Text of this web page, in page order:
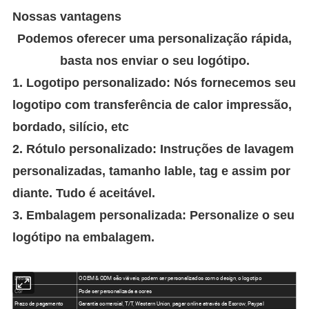
Nossas vantagens
Podemos oferecer uma personalização rápida,
basta nos enviar o seu logótipo.
1. Logotipo personalizado: Nós fornecemos seu
logotipo com transferência de calor impressão,
bordado, silício, etc
2. Rótulo personalizado: Instruções de lavagem
personalizadas, tamanho lable, tag e assim por
diante. Tudo é aceitável.
3. Embalagem personalizada: Personalize o seu
logótipo na embalagem.
Design
O OEM & ODM são viáveis, podem ser personalizados com o design, o logotipo
Cor
Pode ser personalizada a cores
Prazo de pagamento
Garantia comercial, T/T, Western Union, pagar online através da Escrow, Paypal